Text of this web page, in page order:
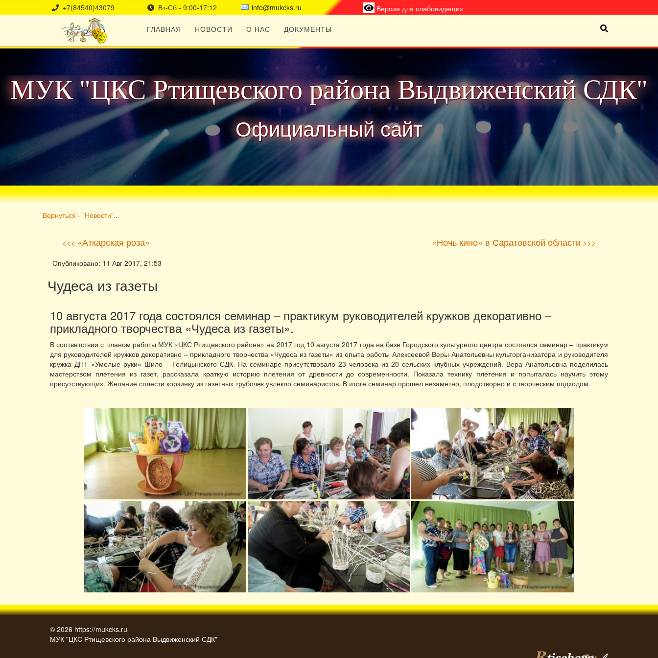
+7(84540)43079 Вт-Сб - 9:00-17:12 info@mukcks.ru Версия для слабовидящих
ГЛАВНАЯ НОВОСТИ О НАС ДОКУМЕНТЫ
МУК "ЦКС Ртищевского района Выдвиженский СДК"
Официальный сайт
Вернуться - "Новости"...
<<< «Аткарская роза» «Ночь кино» в Саратовской области >>>
Опубликовано: 11 Авг 2017, 21:53
Чудеса из газеты
10 августа 2017 года состоялся семинар – практикум руководителей кружков декоративно –
прикладного творчества «Чудеса из газеты».
В соответствии с планом работы МУК «ЦКС Ртищевского района» на 2017 год 10 августа 2017 года на базе Городского культурного центра состоялся семинар – практикум
для руководителей кружков декоративно – прикладного творчества «Чудеса из газеты» из опыта работы Алексеевой Веры Анатольевны культорганизатора и руководителя
кружка ДПТ «Умелые руки» Шило – Голицынского СДК. На семинаре присутствовало 23 человека из 20 сельских клубных учреждений. Вера Анатольевна поделилась
мастерством плетения из газет, рассказала краткую историю плетения от древности до современности. Показала технику плетения и попыталась научить этому
присутствующих. Желание сплести корзинку из газетных трубочек увлекло семинаристов. В итоге семинар прошел незаметно, плодотворно и с творческим подходом.
© 2026 https://mukcks.ru
МУК "ЦКС Ртищевского района Выдвиженский СДК"